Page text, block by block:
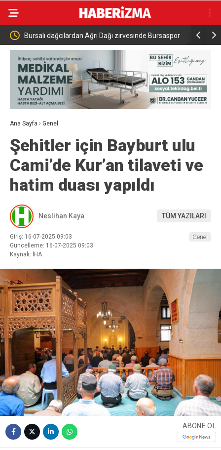
Bursalı dağcılardan Ağrı Dağı zirvesinde Bursaspor
mesajı Türk
Ana Sayfa › Genel
Şehitler için Bayburt ulu
Cami’de Kur’an tilaveti ve
hatim duası yapıldı
Neslihan Kaya TÜM YAZILARI
Giriş: 16-07-2025 09:03
Güncelleme: 16-07-2025 09:03
Kaynak: İHA
Genel
ABONE OL